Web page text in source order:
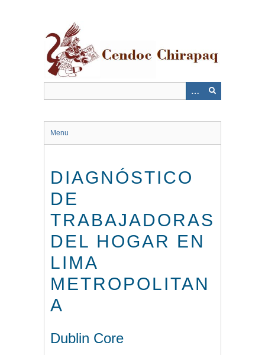
Menu
DIAGNÓSTICO
DE
TRABAJADORAS
DEL HOGAR EN
LIMA
METROPOLITAN
A
Dublin Core